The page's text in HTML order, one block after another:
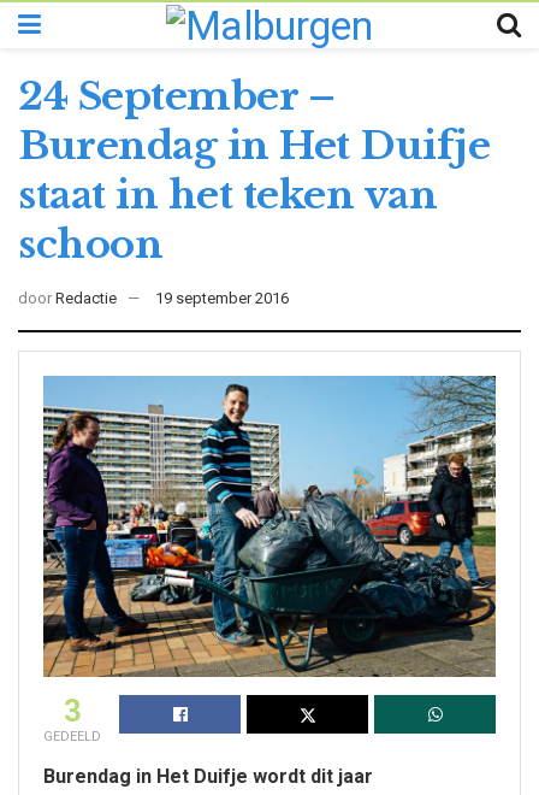
24 September –
Burendag in Het Duifje
staat in het teken van
schoon
door Redactie 19 september 2016
3
GEDEELD
Burendag in Het Duifje wordt dit jaar